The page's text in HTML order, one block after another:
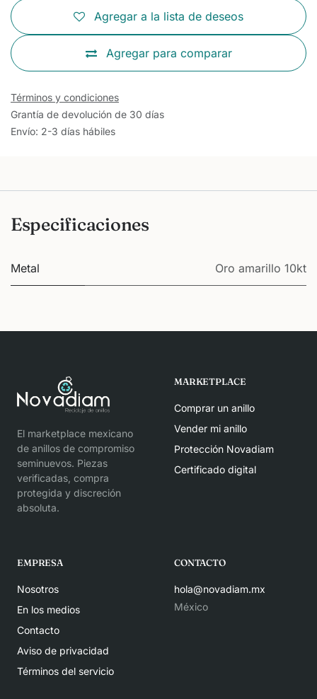
Agregar para comparar
Agregar a la lista de deseos
Términos y condiciones
Grantía de devolución de 30 días
Envío: 2-3 días hábiles
Especificaciones
Metal Oro amarillo 10kt
El marketplace mexicano
de anillos de compromiso
seminuevos. Piezas
verificadas, compra
protegida y discreción
absoluta.
MARKETPLACE
Comprar un anillo
Vender mi anillo
Protección Novadiam
Certificado digital
EMPRESA
Nosotros
En los medios
Contacto
Aviso de privacidad
Términos del servicio
CONTACTO
hola@novadiam.mx
México